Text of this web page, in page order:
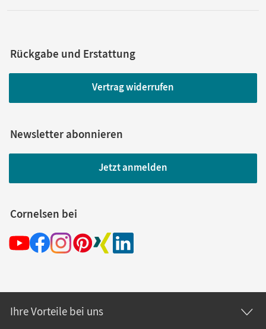
Rückgabe und Erstattung
Vertrag widerrufen
Newsletter abonnieren
Jetzt anmelden
Cornelsen bei
Ihre Vorteile bei uns